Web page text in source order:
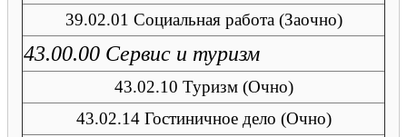
39.02.01 Социальная работа (Заочно)
43.00.00 Сервис и туризм
43.02.10 Туризм (Очно)
43.02.14 Гостиничное дело (Очно)